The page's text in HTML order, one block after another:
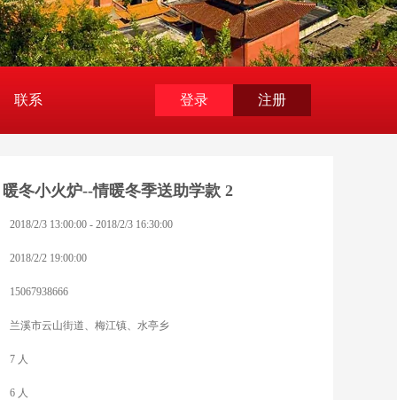
联系 登录 注册
冬小火炉--情暖冬季送助学款 2
2018/2/3 13:00:00 - 2018/2/3 16:30:00
2018/2/2 19:00:00
15067938666
兰溪市云山街道、梅江镇、水亭乡
7 人
6 人